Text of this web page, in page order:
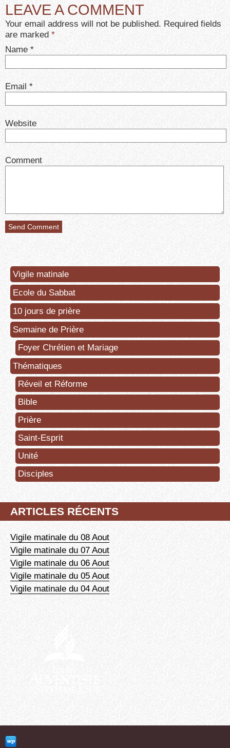
LEAVE A COMMENT
Your email address will not be published. Required fields
are marked *
Name *
Email *
Website
Comment
Vigile matinale
Ecole du Sabbat
10 jours de prière
Semaine de Prière
Foyer Chrétien et Mariage
Thématiques
Réveil et Réforme
Bible
Prière
Saint-Esprit
Unité
Disciples
ARTICLES RÉCENTS
Vigile matinale du 08 Aout
Vigile matinale du 07 Aout
Vigile matinale du 06 Aout
Vigile matinale du 05 Aout
Vigile matinale du 04 Aout